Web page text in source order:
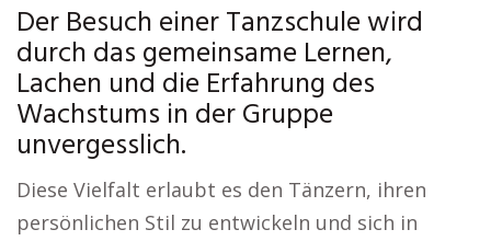
Der Besuch einer Tanzschule wird
durch das gemeinsame Lernen,
Lachen und die Erfahrung des
Wachstums in der Gruppe
unvergesslich.
Diese Vielfalt erlaubt es den Tänzern, ihren
persönlichen Stil zu entwickeln und sich in